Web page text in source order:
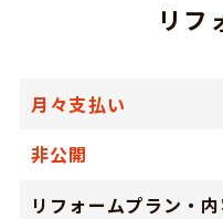
リフ
月々支払い
非公開
リフォームプラン・